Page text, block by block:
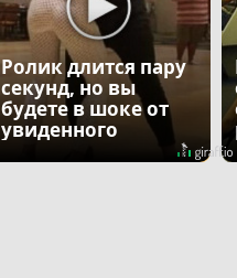
Ролик длится пару
секунд, но вы
будете в шоке от
увиденного